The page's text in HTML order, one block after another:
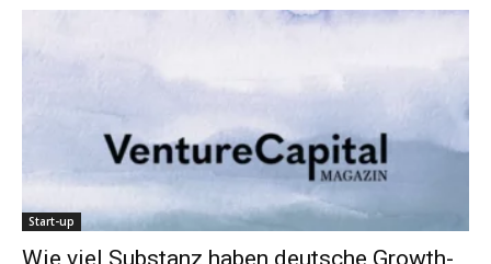
Start-up
Wie viel Substanz haben deutsche Growth-